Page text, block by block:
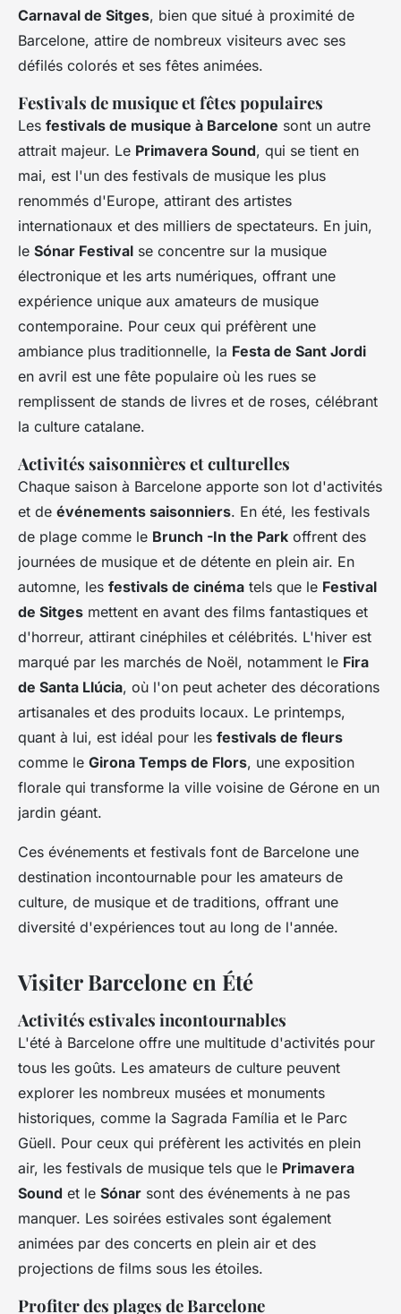
Carnaval de Sitges, bien que situé à proximité de
Barcelone, attire de nombreux visiteurs avec ses
défilés colorés et ses fêtes animées.
Festivals de musique et fêtes populaires
Les festivals de musique à Barcelone sont un autre
attrait majeur. Le Primavera Sound, qui se tient en
mai, est l'un des festivals de musique les plus
renommés d'Europe, attirant des artistes
internationaux et des milliers de spectateurs. En juin,
le Sónar Festival se concentre sur la musique
électronique et les arts numériques, offrant une
expérience unique aux amateurs de musique
contemporaine. Pour ceux qui préfèrent une
ambiance plus traditionnelle, la Festa de Sant Jordi
en avril est une fête populaire où les rues se
remplissent de stands de livres et de roses, célébrant
la culture catalane.
Activités saisonnières et culturelles
Chaque saison à Barcelone apporte son lot d'activités
et de événements saisonniers. En été, les festivals
de plage comme le Brunch -In the Park offrent des
journées de musique et de détente en plein air. En
automne, les festivals de cinéma tels que le Festival
de Sitges mettent en avant des films fantastiques et
d'horreur, attirant cinéphiles et célébrités. L'hiver est
marqué par les marchés de Noël, notamment le Fira
de Santa Llúcia, où l'on peut acheter des décorations
artisanales et des produits locaux. Le printemps,
quant à lui, est idéal pour les festivals de fleurs
comme le Girona Temps de Flors, une exposition
florale qui transforme la ville voisine de Gérone en un
jardin géant.
Ces événements et festivals font de Barcelone une
destination incontournable pour les amateurs de
culture, de musique et de traditions, offrant une
diversité d'expériences tout au long de l'année.
Visiter Barcelone en Été
Activités estivales incontournables
L'été à Barcelone offre une multitude d'activités pour
tous les goûts. Les amateurs de culture peuvent
explorer les nombreux musées et monuments
historiques, comme la Sagrada Família et le Parc
Güell. Pour ceux qui préfèrent les activités en plein
air, les festivals de musique tels que le Primavera
Sound et le Sónar sont des événements à ne pas
manquer. Les soirées estivales sont également
animées par des concerts en plein air et des
projections de films sous les étoiles.
Profiter des plages de Barcelone